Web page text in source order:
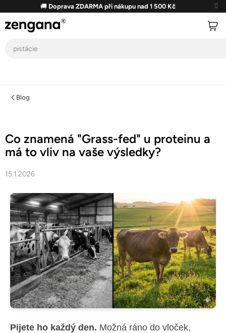
obsah
🚚 Doprava ZDARMA při nákupu nad 1 500 Kč
Blog
Co znamená "Grass-fed" u proteinu a
má to vliv na vaše výsledky?
15.1.2026
Pijete ho každý den. Možná ráno do vloček,